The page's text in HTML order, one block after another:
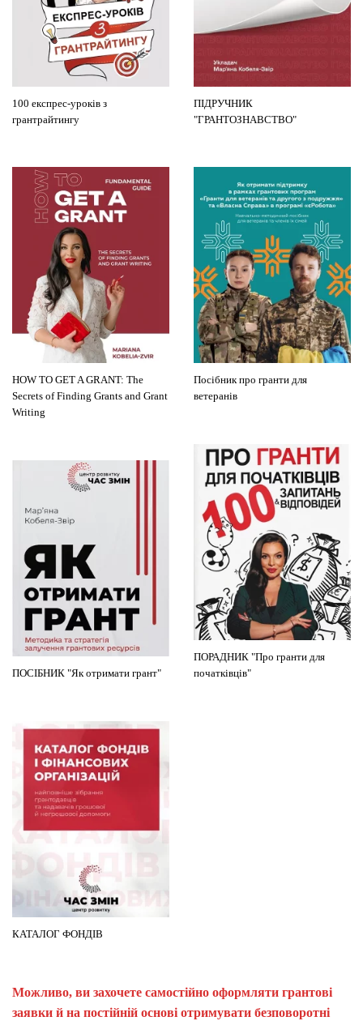
100 експрес-уроків з
грантрайтингу
ПІДРУЧНИК
"ГРАНТОЗНАВСТВО"
HOW TO GET A GRANT: The
Secrets of Finding Grants and Grant
Writing
Посібник про гранти для
ветеранів
ПОРАДНИК "Про гранти для
початківців"
ПОСІБНИК "Як отримати грант"
КАТАЛОГ ФОНДІВ
Можливо, ви захочете самостійно оформляти грантові
заявки й на постійній основі отримувати безповоротні